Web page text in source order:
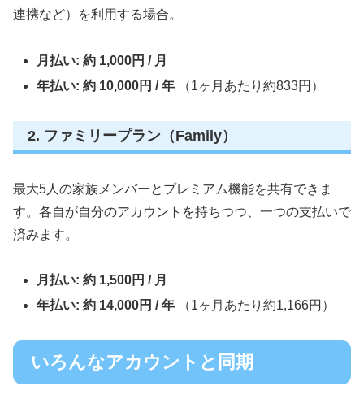
連携など）を利用する場合。
月払い: 約 1,000円 / 月
年払い: 約 10,000円 / 年 （1ヶ月あたり約833円）
2. ファミリープラン（Family）
最大5人の家族メンバーとプレミアム機能を共有できま
す。各自が自分のアカウントを持ちつつ、一つの支払いで
済みます。
月払い: 約 1,500円 / 月
年払い: 約 14,000円 / 年 （1ヶ月あたり約1,166円）
いろんなアカウントと同期